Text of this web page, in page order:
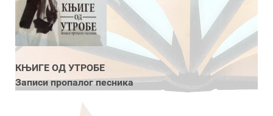
КЊИГЕ ОД УТРОБЕ
Записи пропалог песника